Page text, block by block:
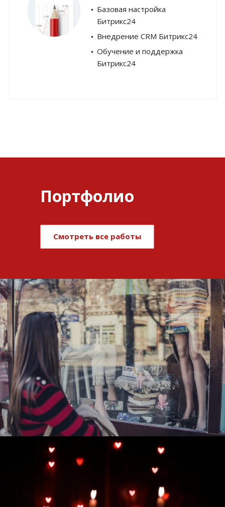
Базовая настройка
Битрикс24
Внедрение CRM Битрикс24
Обучение и поддержка
Битрикс24
Портфолио
Смотреть все работы
Развитие и поддержка интернет-
витрины StepClub
Смотреть проект